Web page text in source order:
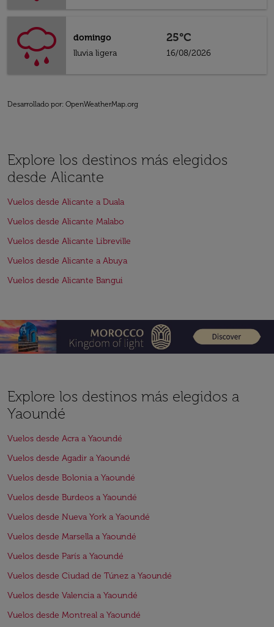
domingo
lluvia ligera
25°C
16/08/2026
Desarrollado por: OpenWeatherMap.org
Explore los destinos más elegidos
desde Alicante
Vuelos desde Alicante a Duala
Vuelos desde Alicante Malabo
Vuelos desde Alicante Libreville
Vuelos desde Alicante a Abuya
Vuelos desde Alicante Bangui
Explore los destinos más elegidos a
Yaoundé
Vuelos desde Acra a Yaoundé
Vuelos desde Agadir a Yaoundé
Vuelos desde Bolonia a Yaoundé
Vuelos desde Burdeos a Yaoundé
Vuelos desde Nueva York a Yaoundé
Vuelos desde Marsella a Yaoundé
Vuelos desde París a Yaoundé
Vuelos desde Ciudad de Túnez a Yaoundé
Vuelos desde Valencia a Yaoundé
Vuelos desde Montreal a Yaoundé